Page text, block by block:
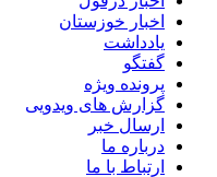
اخبار خوزستان
یادداشت
گفتگو
پرونده ویژه
گزارش های ویدویی
ارسال خبر
درباره ما
ارتباط با ما